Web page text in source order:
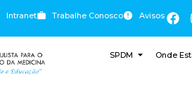
Intranet Trabalhe Conosco Avisos
SPDM Onde